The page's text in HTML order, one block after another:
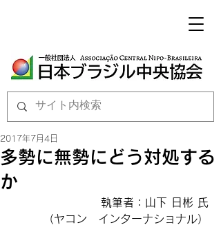
多勢に無勢にどう対処する
か
2017年7月4日
執筆者：山下 日彬 氏
（ヤコン　インターナショナル）